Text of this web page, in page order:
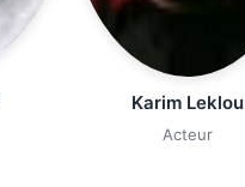
Karim Leklou
Acteur